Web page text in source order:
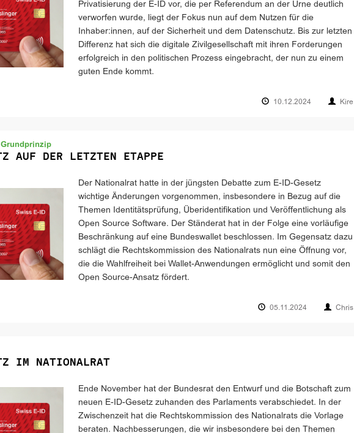
Privatisierung der E-ID vor, die per Referendum an der Urne deutlich
verworfen wurde, liegt der Fokus nun auf dem Nutzen für die
Inhaber:innen, auf der Sicherheit und dem Datenschutz. Bis zur letzten
Differenz hat sich die digitale Zivilgesellschaft mit ihren Forderungen
erfolgreich in den politischen Prozess eingebracht, der nun zu einem
guten Ende kommt.
10.12.2024 Kire
AUF DER LETZTEN ETAPPE
Der Nationalrat hatte in der jüngsten Debatte zum E-ID-Gesetz
wichtige Änderungen vorgenommen, insbesondere in Bezug auf die
Themen Identitätsprüfung, Überidentifikation und Veröffentlichung als
Open Source Software. Der Ständerat hat in der Folge eine vorläufige
Beschränkung auf eine Bundeswallet beschlossen. Im Gegensatz dazu
schlägt die Rechtskommission des Nationalrats nun eine Öffnung vor,
die die Wahlfreiheit bei Wallet-Anwendungen ermöglicht und somit den
Open Source-Ansatz fördert.
05.11.2024 Chris
IM NATIONALRAT
Ende November hat der Bundesrat den Entwurf und die Botschaft zum
neuen E-ID-Gesetz zuhanden des Parlaments verabschiedet. In der
Zwischenzeit hat die Rechtskommission des Nationalrats die Vorlage
beraten. Nachbesserungen, die wir insbesondere bei den Themen